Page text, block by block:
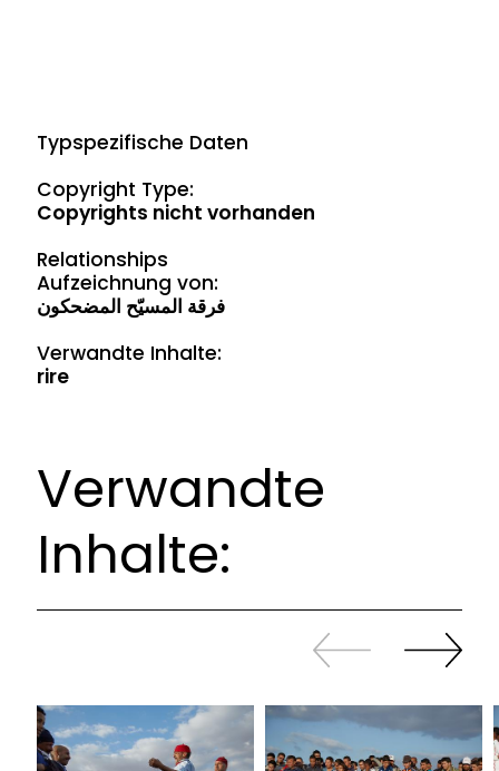
Typspezifische Daten
Copyright Type:
Copyrights nicht vorhanden
Relationships
Aufzeichnung von:
فرقة المسيّح المضحكون
Verwandte Inhalte:
rire
Verwandte
Inhalte:
Zurück
sliden
Weiter
sliden